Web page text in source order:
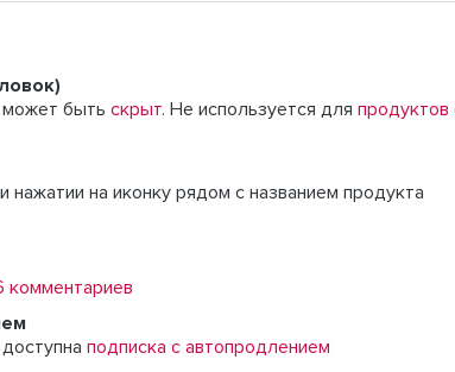
может быть скрыт. Не используется для продуктов
на иконку рядом с названием продукта
комментариев
подписка с автопродлением